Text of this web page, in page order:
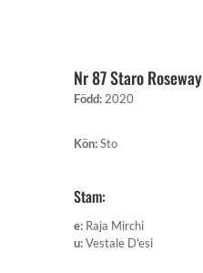
Nr 87 Staro Roseway
Född: 2020
Kön:Sto
Stam:
e: Raja Mirchi
u:Vestale D'esi